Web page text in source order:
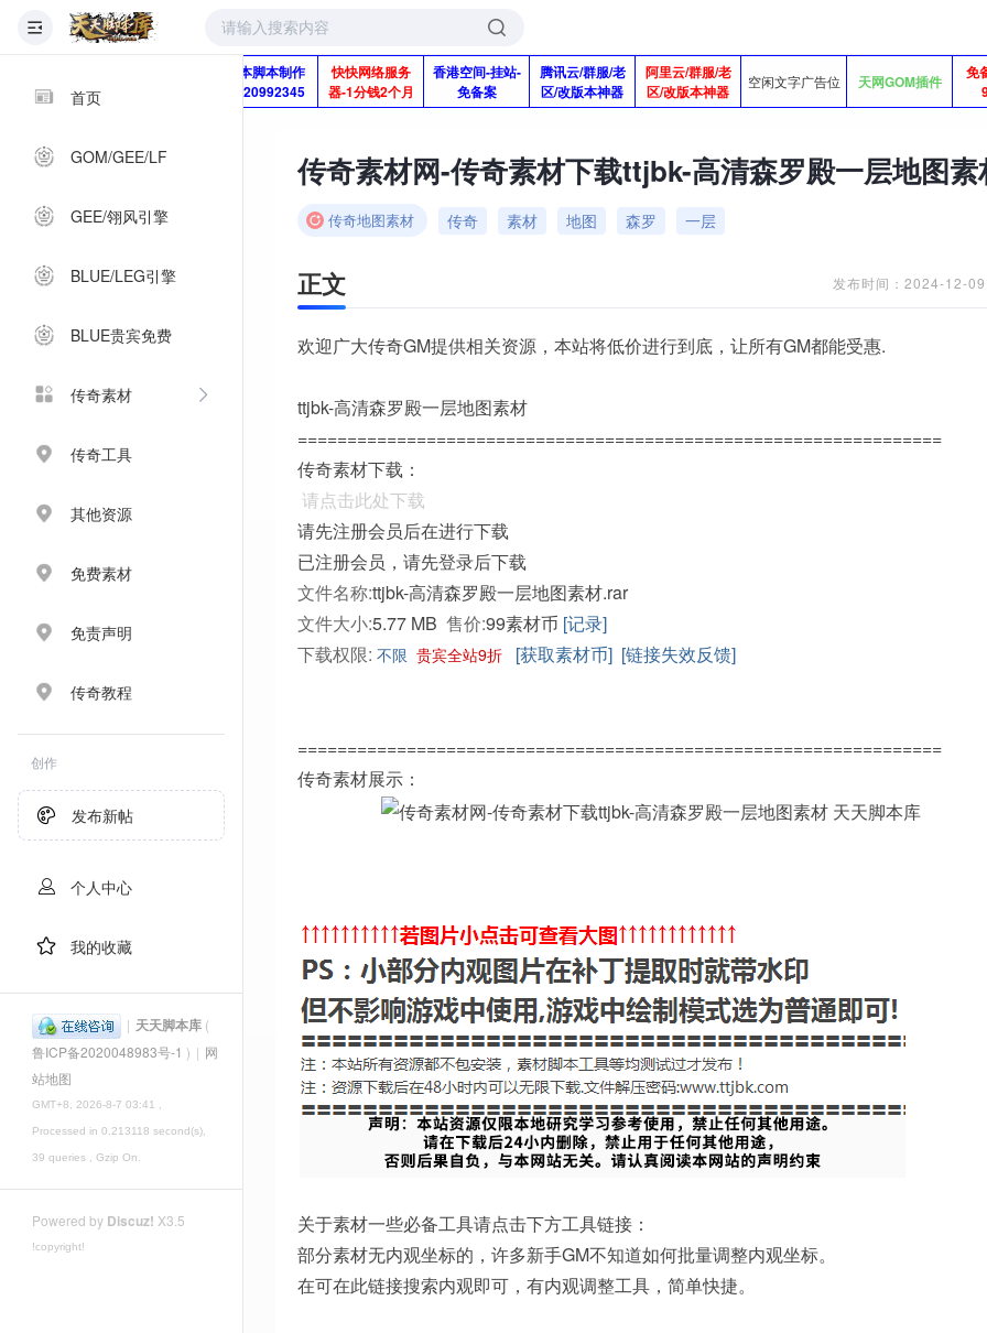
首页
GOM/GEE/LF
GEE/翎风引擎
BLUE/LEG引擎
BLUE贵宾免费
传奇素材
传奇工具
其他资源
免费素材
免责声明
传奇教程
创作
发布新帖
个人中心
我的收藏
| 天天脚本库 (
鲁ICP备2020048983号-1 ) | 网
站地图
GMT+8, 2026-8-7 03:41 ,
Processed in 0.213118 second(s),
39 queries , Gzip On.
Powered by Discuz! X3.5
!copyright!
版本脚本制作
Q920992345
快快网络服务
器-1分钱2个月
香港空间-挂站-
免备案
腾讯云/群服/老
区/改版本神器
阿里云/群服/老
区/改版本神器
空闲文字广告位 天网GOM插件
免
传奇素材网-传奇素材下载ttjbk-高清森罗殿一层地图素
传奇地图素材 传奇 素材 地图 森罗 一层
正文 发布时间：2024-12-09
欢迎广大传奇GM提供相关资源，本站将低价进行到底，让所有GM都能受惠.
ttjbk-高清森罗殿一层地图素材
=================================================================
传奇素材下载：
请点击此处下载
请先注册会员后在进行下载
已注册会员，请先登录后下载
文件名称:ttjbk-高清森罗殿一层地图素材.rar
文件大小:5.77 MB 售价:99素材币 [记录]
下载权限: 不限 贵宾全站9折 [获取素材币] [链接失效反馈]
=================================================================
传奇素材展示：
关于素材一些必备工具请点击下方工具链接：
部分素材无内观坐标的，许多新手GM不知道如何批量调整内观坐标。
在可在此链接搜索内观即可，有内观调整工具，简单快捷。